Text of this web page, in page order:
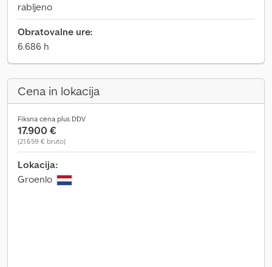
rabljeno
Obratovalne ure:
6.686 h
Cena in lokacija
Fiksna cena plus DDV
17.900 €
(21.659 € bruto)
Lokacija:
Groenlo